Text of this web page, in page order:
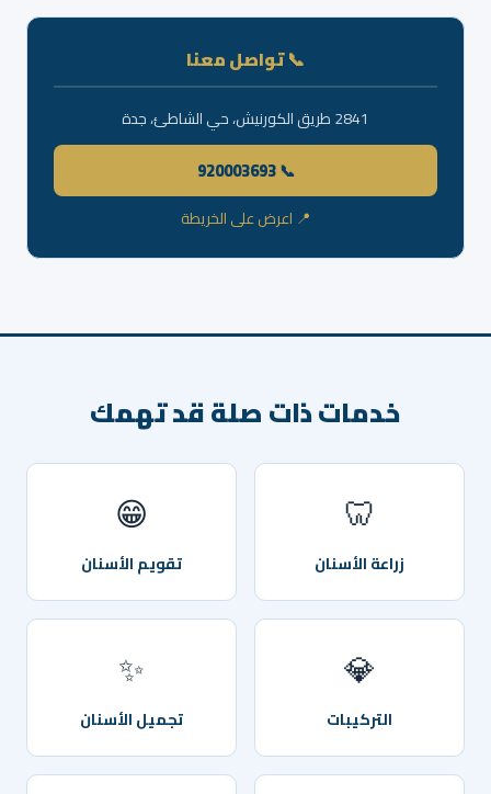
📞 تواصل معنا
2841 طريق الكورنيش، حي الشاطئ، جدة
📞 920003693
📍 اعرض على الخريطة
خدمات ذات صلة قد تهمك
🦷
زراعة الأسنان
😁
تقويم الأسنان
💎
التركيبات
✨
تجميل الأسنان